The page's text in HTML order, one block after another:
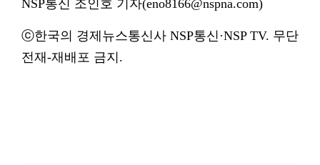
NSP통신 조인호 기자(eno8166@nspna.com)
ⓒ한국의 경제뉴스통신사 NSP통신·NSP TV. 무단
전재-재배포 금지.